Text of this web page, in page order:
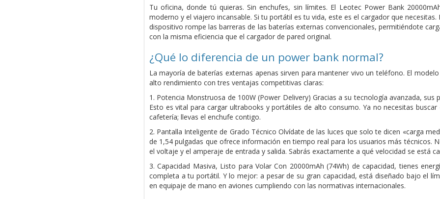
Tu oficina, donde tú quieras. Sin enchufes, sin límites. El Leotec Power Bank
moderno y el viajero incansable. Si tu portátil es tu vida, este es el cargador que
dispositivo rompe las barreras de las baterías externas convencionales, permitiéndote
con la misma eficiencia que el cargador de pared original.
¿Qué lo diferencia de un power bank normal?
La mayoría de baterías externas apenas sirven para mantener vivo un teléfono. El
alto rendimiento con tres ventajas competitivas claras:
1. Potencia Monstruosa de 100W (Power Delivery) Gracias a su tecnología avanzada,
Esto es vital para cargar ultrabooks y portátiles de alto consumo. Ya no necesitas
cafetería; llevas el enchufe contigo.
2. Pantalla Inteligente de Grado Técnico Olvídate de las luces que solo te dicen «carga
de 1,54 pulgadas que ofrece información en tiempo real para los usuarios más técnicos.
el voltaje y el amperaje de entrada y salida. Sabrás exactamente a qué velocidad se está
3. Capacidad Masiva, Listo para Volar Con 20000mAh (74Wh) de capacidad, tienes
completa a tu portátil. Y lo mejor: a pesar de su gran capacidad, está diseñado bajo el
en equipaje de mano en aviones cumpliendo con las normativas internacionales.